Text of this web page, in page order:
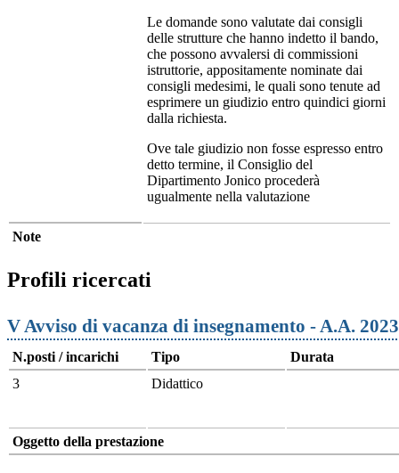
Le domande sono valutate dai consigli
delle strutture che hanno indetto il bando,
che possono avvalersi di commissioni
istruttorie, appositamente nominate dai
consigli medesimi, le quali sono tenute ad
esprimere un giudizio entro quindici giorni
dalla richiesta.
Ove tale giudizio non fosse espresso entro
detto termine, il Consiglio del
Dipartimento Jonico procederà
ugualmente nella valutazione
Note
Profili ricercati
V Avviso di vacanza di insegnamento - A.A.
N.posti / incarichi Tipo
Durata
3
Didattico
Oggetto della prestazione